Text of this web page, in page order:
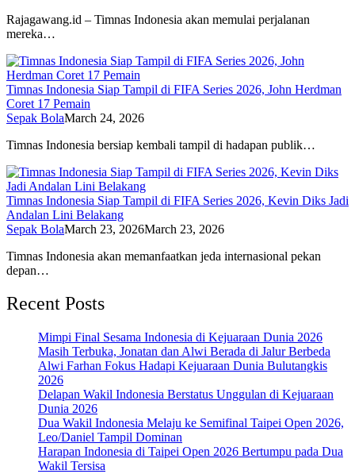
Rajagawang.id – Timnas Indonesia akan memulai perjalanan
mereka…
Timnas Indonesia Siap Tampil di FIFA Series 2026, John Herdman
Coret 17 Pemain
Sepak BolaMarch 24, 2026
Timnas Indonesia bersiap kembali tampil di hadapan publik…
Timnas Indonesia Siap Tampil di FIFA Series 2026, Kevin Diks Jadi
Andalan Lini Belakang
Sepak BolaMarch 23, 2026March 23, 2026
Timnas Indonesia akan memanfaatkan jeda internasional pekan
depan…
Recent Posts
Mimpi Final Sesama Indonesia di Kejuaraan Dunia 2026
Masih Terbuka, Jonatan dan Alwi Berada di Jalur Berbeda
Alwi Farhan Fokus Hadapi Kejuaraan Dunia Bulutangkis
2026
Delapan Wakil Indonesia Berstatus Unggulan di Kejuaraan
Dunia 2026
Dua Wakil Indonesia Melaju ke Semifinal Taipei Open 2026,
Leo/Daniel Tampil Dominan
Harapan Indonesia di Taipei Open 2026 Bertumpu pada Dua
Wakil Tersisa